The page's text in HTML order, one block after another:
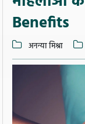
Benefits
अनन्या मिश्रा